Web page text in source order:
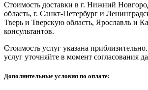
Стоимость доставки в г. Нижний
область, г. Санкт-Петербург и
Тверь и Тверскую область, Ярославль и
консультантов.
Стоимость услуг указана
услуг уточняйте в момент согласования
Дополнительные условия по оплате: